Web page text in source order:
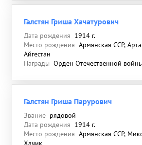
Галстян Гриша Хачатурович
Дата рождения 1914 г.
Место рождения Армянская ССР,
Айгестан
Награды Орден Отечественной
Галстян Гриша Парурович
Звание рядовой
Дата рождения 1914 г.
Место рождения Армянская ССР,
Хачик